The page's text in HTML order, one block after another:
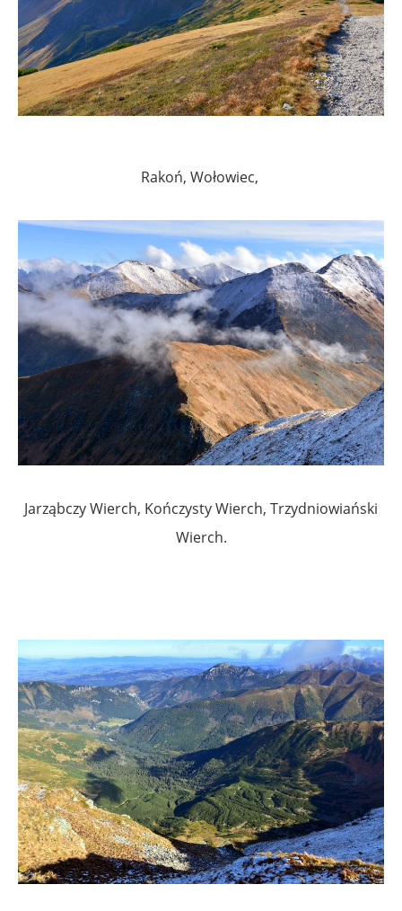
Rakoń, Wołowiec,
Jarząbczy Wierch, Kończysty Wierch, Trzydniowiański
Wierch.